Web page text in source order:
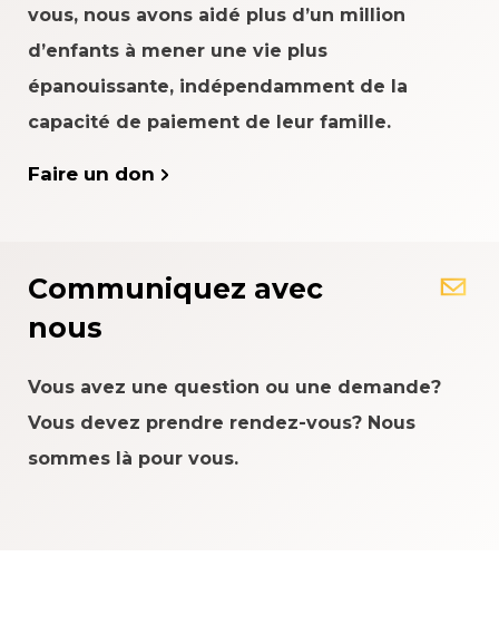
vous, nous avons aidé plus d’un million
d’enfants à mener une vie plus
épanouissante, indépendamment de la
capacité de paiement de leur famille.
Faire un don
Communiquez avec
nous
Vous avez une question ou une demande?
Vous devez prendre rendez-vous? Nous
sommes là pour vous.